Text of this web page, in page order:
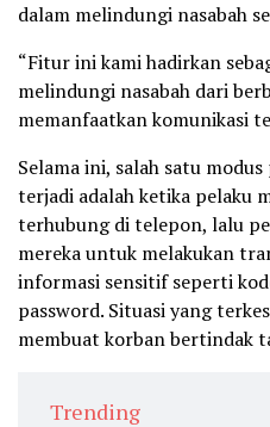
dalam melindungi nasabah
“Fitur ini kami hadirkan
melindungi nasabah dari
memanfaatkan komunikasi
Selama ini, salah satu
terjadi adalah ketika pelaku
terhubung di telepon, lalu
mereka untuk melakukan
informasi sensitif seperti
password. Situasi yang
membuat korban bertindak
Trending